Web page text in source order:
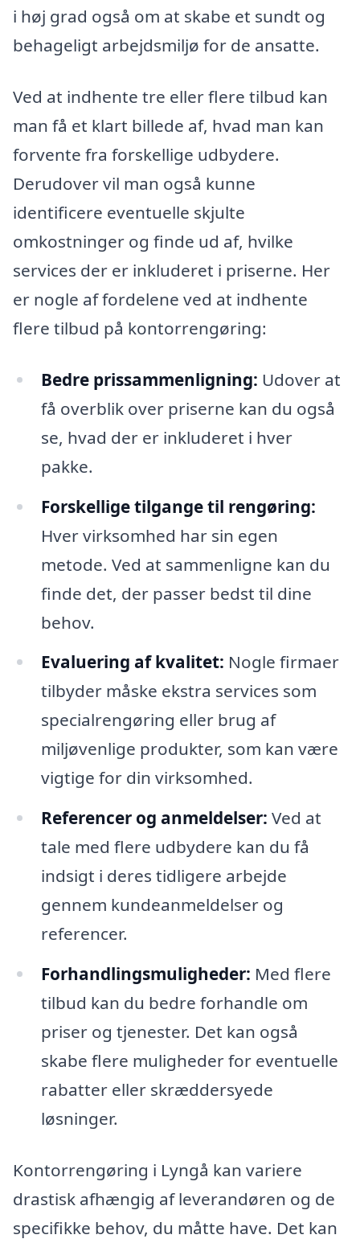
i høj grad også om at skabe et sundt og
behageligt arbejdsmiljø for de ansatte.
Ved at indhente tre eller flere tilbud kan
man få et klart billede af, hvad man kan
forvente fra forskellige udbydere.
Derudover vil man også kunne
identificere eventuelle skjulte
omkostninger og finde ud af, hvilke
services der er inkluderet i priserne. Her
er nogle af fordelene ved at indhente
flere tilbud på kontorrengøring:
Bedre prissammenligning: Udover at
få overblik over priserne kan du også
se, hvad der er inkluderet i hver
pakke.
Forskellige tilgange til rengøring:
Hver virksomhed har sin egen
metode. Ved at sammenligne kan du
finde det, der passer bedst til dine
behov.
Evaluering af kvalitet: Nogle firmaer
tilbyder måske ekstra services som
specialrengøring eller brug af
miljøvenlige produkter, som kan være
vigtige for din virksomhed.
Referencer og anmeldelser: Ved at
tale med flere udbydere kan du få
indsigt i deres tidligere arbejde
gennem kundeanmeldelser og
referencer.
Forhandlingsmuligheder: Med flere
tilbud kan du bedre forhandle om
priser og tjenester. Det kan også
skabe flere muligheder for eventuelle
rabatter eller skræddersyede
løsninger.
Kontorrengøring i Lyngå kan variere
drastisk afhængig af leverandøren og de
specifikke behov, du måtte have. Det kan